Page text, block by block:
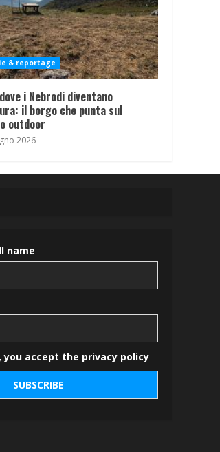
& reportage
i Nebrodi diventano
il borgo che punta sul
outdoor
2026
name
accept the privacy policy